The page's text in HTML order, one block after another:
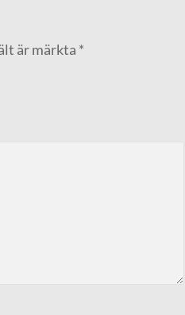
är märkta *